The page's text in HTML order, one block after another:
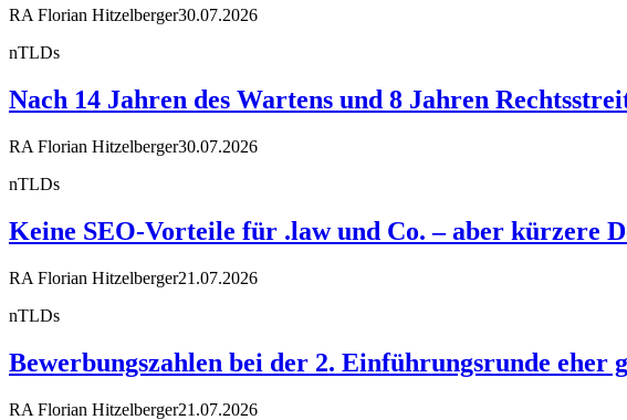
RA Florian Hitzelberger30.07.2026
nTLDs
Nach 14 Jahren des Wartens und 8 Jahren
RA Florian Hitzelberger30.07.2026
nTLDs
Keine SEO-Vorteile für .law und Co. – aber kürzere
RA Florian Hitzelberger21.07.2026
nTLDs
Bewerbungszahlen bei der 2. Einführungsrunde eher
RA Florian Hitzelberger21.07.2026